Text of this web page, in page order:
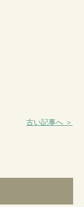
古い記事へ ＞